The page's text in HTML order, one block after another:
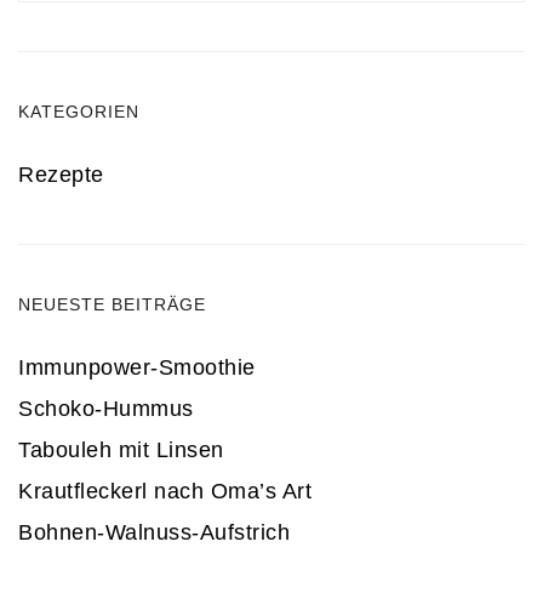
KATEGORIEN
Rezepte
NEUESTE BEITRÄGE
Immunpower-Smoothie
Schoko-Hummus
Tabouleh mit Linsen
Krautfleckerl nach Oma’s Art
Bohnen-Walnuss-Aufstrich